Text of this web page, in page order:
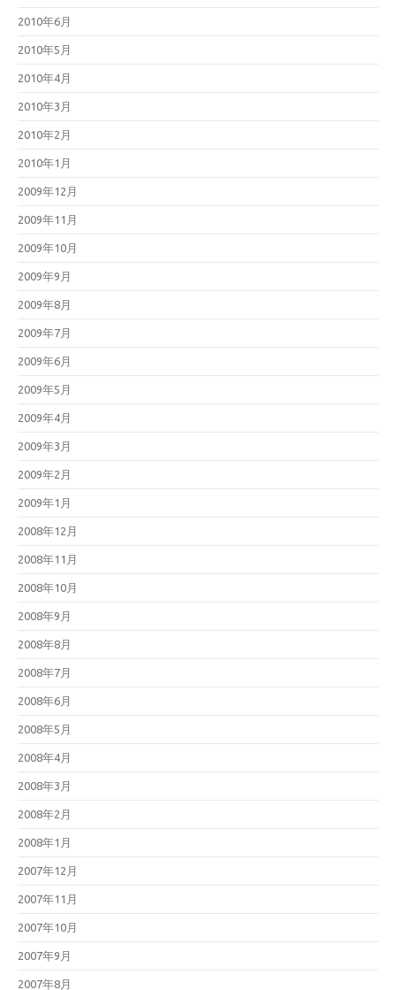
2010年6月
2010年5月
2010年4月
2010年3月
2010年2月
2010年1月
2009年12月
2009年11月
2009年10月
2009年9月
2009年8月
2009年7月
2009年6月
2009年5月
2009年4月
2009年3月
2009年2月
2009年1月
2008年12月
2008年11月
2008年10月
2008年9月
2008年8月
2008年7月
2008年6月
2008年5月
2008年4月
2008年3月
2008年2月
2008年1月
2007年12月
2007年11月
2007年10月
2007年9月
2007年8月